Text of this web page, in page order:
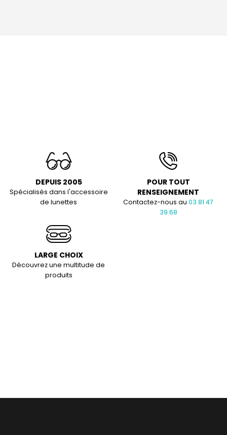
DEPUIS 2005
Spécialisés dans l'accessoire
de lunettes
POUR TOUT
RENSEIGNEMENT
Contactez-nous au03 81 47
39 68
LARGE CHOIX
Découvrez une multitude de
produits